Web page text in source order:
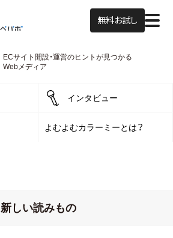
無料お試し
よむよむカラーミー
ECサイト開設・運営のヒントが見つかる
Webメディア
インタビュー
よむよむカラーミーとは？
新しい読みもの